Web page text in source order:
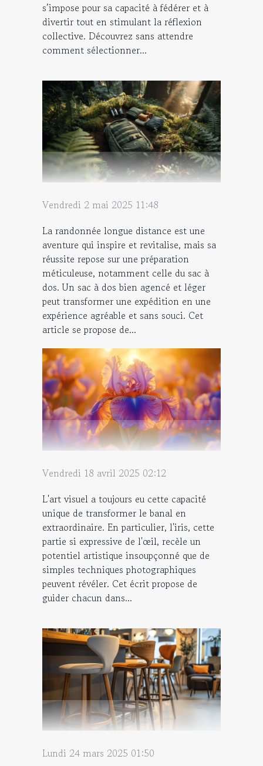
s’impose pour sa capacité à fédérer et à
divertir tout en stimulant la réflexion
collective. Découvrez sans attendre
comment sélectionner...
Vendredi 2 mai 2025 11:48
La randonnée longue distance est une
aventure qui inspire et revitalise, mais sa
réussite repose sur une préparation
méticuleuse, notamment celle du sac à
dos. Un sac à dos bien agencé et léger
peut transformer une expédition en une
expérience agréable et sans souci. Cet
article se propose de...
Vendredi 18 avril 2025 02:12
L'art visuel a toujours eu cette capacité
unique de transformer le banal en
extraordinaire. En particulier, l'iris, cette
partie si expressive de l'œil, recèle un
potentiel artistique insoupçonné que de
simples techniques photographiques
peuvent révéler. Cet écrit propose de
guider chacun dans...
Lundi 24 mars 2025 01:50